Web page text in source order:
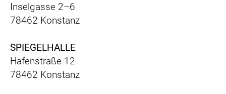
Inselgasse 2–6
78462 Konstanz
SPIEGELHALLE
Hafenstraße 12
78462 Konstanz